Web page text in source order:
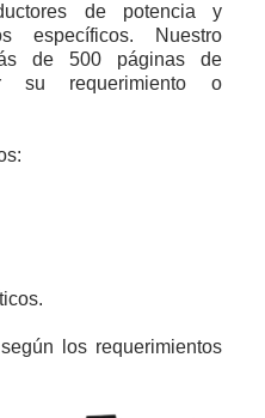
de potencia y
específicos. Nuestro
de 500 páginas de
su requerimiento o
los requerimientos